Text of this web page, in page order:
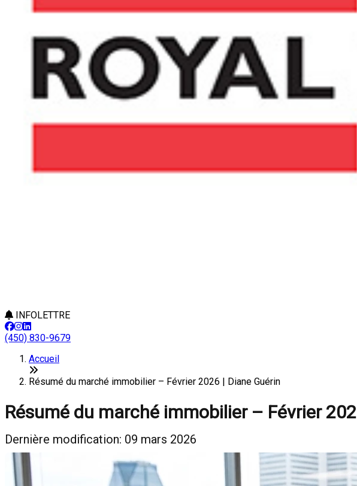
INFOLETTRE
(450) 830-9679
Accueil
Résumé du marché immobilier – Février 2026 | Diane Guérin
Résumé du marché immobilier – Février
Dernière modification: 09 mars 2026